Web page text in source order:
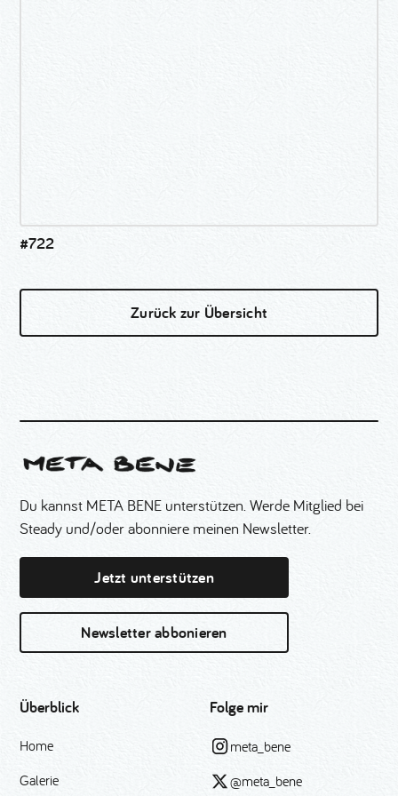
#722
Zurück zur Übersicht
Du kannst META BENE unterstützen. Werde Mitglied bei
Steady und/oder abonniere meinen Newsletter.
Jetzt unterstützen
Newsletter abbonieren
Überblick
Home
Galerie
Folge mir
meta_bene
@meta_bene